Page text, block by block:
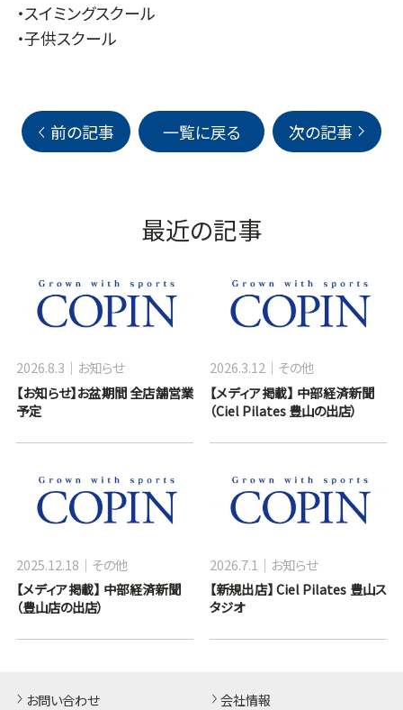
・スイミングスクール
・子供スクール
前の記事 一覧に戻る 次の記事
最近の記事
【お知らせ】お盆期間 全店舗営業
予定
2026.8.3
お知らせ
【メディア掲載】 中部経済新聞
（Ciel Pilates 豊山の出店）
2026.3.12 その他
【メディア掲載】 中部経済新聞
（豊山店の出店）
2025.12.18
その他
【新規出店】 Ciel Pilates 豊山ス
タジオ
2026.7.1 お知らせ
お問い合わせ 会社情報